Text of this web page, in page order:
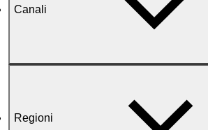
Canali
Regioni